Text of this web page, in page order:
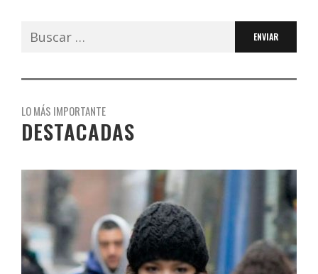
Buscar:
LO MÁS IMPORTANTE
DESTACADAS